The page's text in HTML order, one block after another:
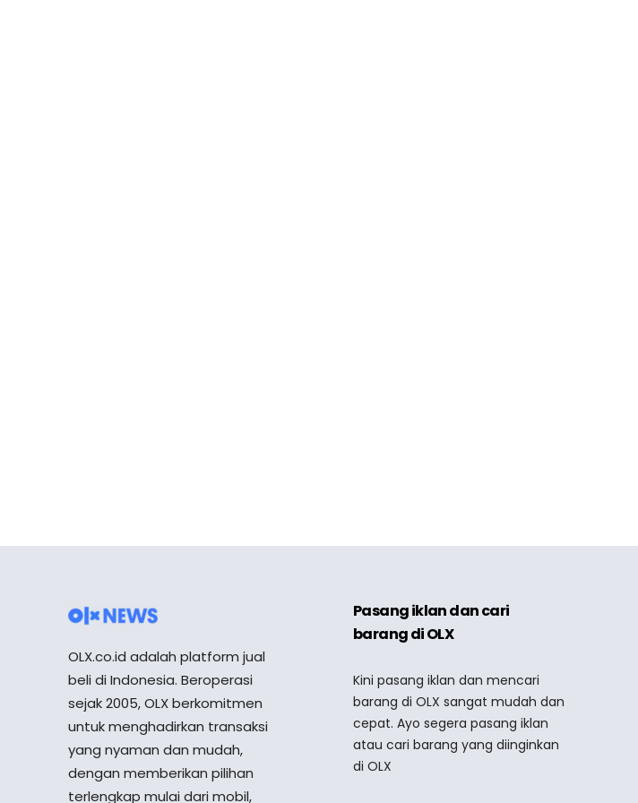
OLX.co.id adalah platform jual
beli di Indonesia. Beroperasi
sejak 2005, OLX berkomitmen
untuk menghadirkan transaksi
yang nyaman dan mudah,
dengan memberikan pilihan
terlengkap mulai dari mobil,
Pasang iklan dan cari
barang di OLX
Kini pasang iklan dan mencari
barang di OLX sangat mudah dan
cepat. Ayo segera pasang iklan
atau cari barang yang diinginkan
di OLX